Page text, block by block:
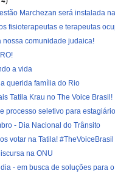
Marchezan será instalada
fisioterapeutas e terapeutas
nossa comunidade judaica!
a vida
querida família do Rio
Tatila Krau no The Voice Brasil!
processo seletivo para
- Dia Nacional do Trânsito
votar na Tatila! #TheVoiceBrasil
na ONU
- em busca de soluções para